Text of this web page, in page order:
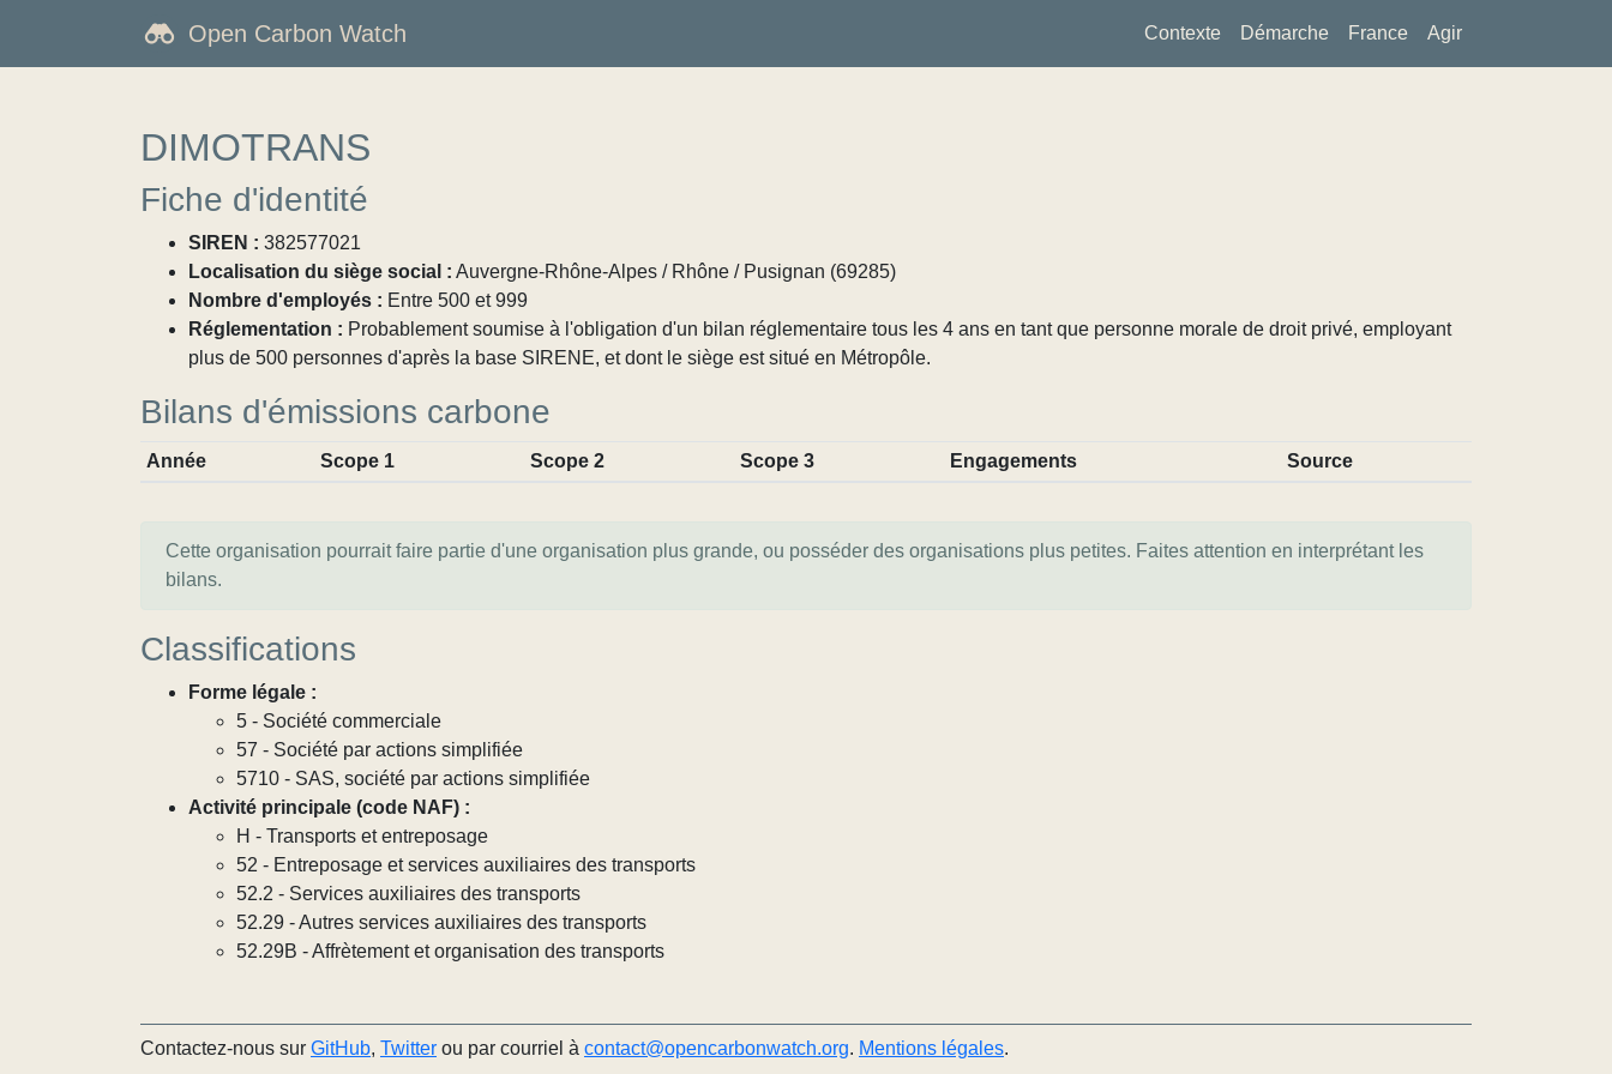
Open Carbon Watch Contexte Démarche France Agir
DIMOTRANS
Fiche d'identité
SIREN : 382577021
Localisation du siège social : Auvergne-Rhône-Alpes / Rhône / Pusignan (69285)
Nombre d'employés : Entre 500 et 999
Réglementation : Probablement soumise à l'obligation d'un bilan réglementaire tous les 4 ans en tant que personne morale de droit privé, employant
plus de 500 personnes d'après la base SIRENE, et dont le siège est situé en Métropôle.
Bilans d'émissions carbone
Année Scope 1 Scope 2 Scope 3 Engagements Source
Cette organisation pourrait faire partie d'une organisation plus grande, ou posséder des organisations plus petites. Faites attention en interprétant les
bilans.
Classifications
Forme légale :
5 - Société commerciale
57 - Société par actions simplifiée
5710 - SAS, société par actions simplifiée
Activité principale (code NAF) :
H - Transports et entreposage
52 - Entreposage et services auxiliaires des transports
52.2 - Services auxiliaires des transports
52.29 - Autres services auxiliaires des transports
52.29B - Affrètement et organisation des transports
Contactez-nous sur GitHub, Twitter ou par courriel à contact@opencarbonwatch.org. Mentions légales.